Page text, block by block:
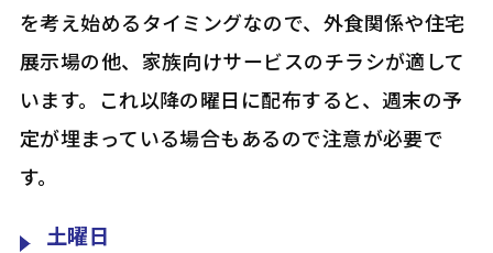
を考え始めるタイミングなので、外食関係や住宅
展示場の他、家族向けサービスのチラシが適して
います。これ以降の曜日に配布すると、週末の予
定が埋まっている場合もあるので注意が必要で
す。
土曜日